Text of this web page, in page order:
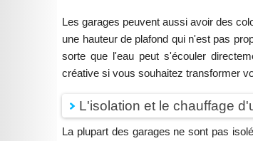
Les garages peuvent aussi avoir des
une hauteur de plafond qui n'est pas
sorte que l'eau peut s'écouler
créative si vous souhaitez transformer
L'isolation et le chauffage
La plupart des garages ne sont pas